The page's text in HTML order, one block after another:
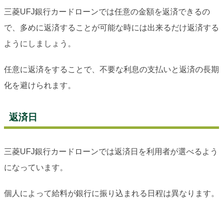
三菱UFJ銀行カードローンでは任意の金額を返済できるの
で、多めに返済することが可能な時には出来るだけ返済する
ようにしましょう。
任意に返済をすることで、不要な利息の支払いと返済の長期
化を避けられます。
返済日
三菱UFJ銀行カードローンでは返済日を利用者が選べるよう
になっています。
個人によって給料が銀行に振り込まれる日程は異なります。